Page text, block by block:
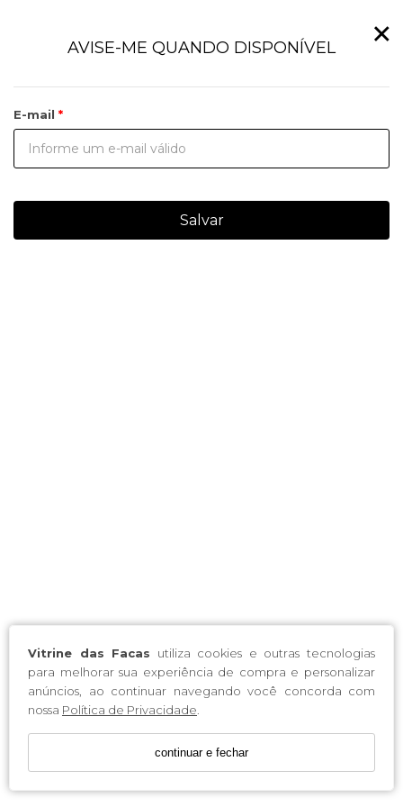
Vitrine das Facas utiliza cookies e outras tecnologias
para melhorar sua experiência de compra e personalizar
anúncios, ao continuar navegando você concorda com
nossa Política de Privacidade
continuar e fechar
×
AVISE-ME QUANDO DISPONÍVEL
E-mail
Salvar